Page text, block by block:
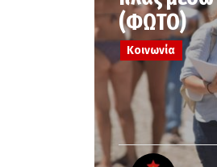
(ΦΩΤΟ)
Κοινωνία